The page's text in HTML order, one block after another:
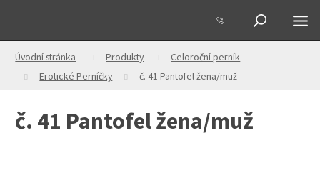
Úvodní stránka Produkty
Celoroční perník
Erotické Perníčky
č. 41 Pantofel žena/muž
č. 41 Pantofel žena/muž